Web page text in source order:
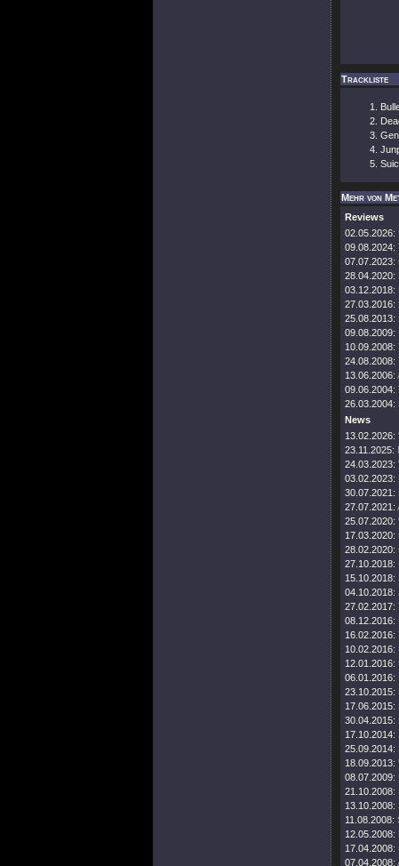
Trackliste
Mehr von
Reviews
02.05.2026:
09.08.2024:
07.07.2023:
28.04.2020:
03.12.2018:
27.03.2016:
25.08.2013:
09.08.2009:
10.09.2008:
24.08.2008:
13.06.2006:
09.06.2004:
26.03.2004:
News
13.02.2026:
23.11.2025:
24.03.2023:
03.02.2023:
30.07.2021:
27.07.2021:
25.07.2020:
17.03.2020:
28.02.2020:
27.10.2018:
15.10.2018:
04.10.2018:
27.02.2017:
08.12.2016:
16.02.2016:
10.02.2016:
12.01.2016:
06.01.2016:
23.10.2015:
17.06.2015:
30.04.2015:
17.10.2014:
25.09.2014:
18.09.2013:
08.07.2009:
21.10.2008:
13.10.2008:
11.08.2008:
12.05.2008:
17.04.2008:
07.04.2008: